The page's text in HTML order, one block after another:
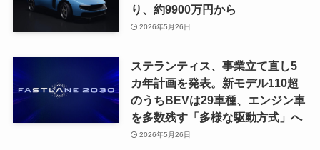
り、約9900万円から
2026年5月26日
ステランティス、事業立て直し5
カ年計画を発表。新モデル110超
のうちBEVは29車種、エンジン車
を多数残す「多様な駆動方式」へ
2026年5月26日